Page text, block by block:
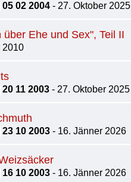
05 02 2004 - 27. Oktober 2025
über Ehe und Sex", Teil II
2010
11 2003 - 27. Oktober 2025
23 10 2003 - 16. Jänner 2026
16 10 2003 - 16. Jänner 2026